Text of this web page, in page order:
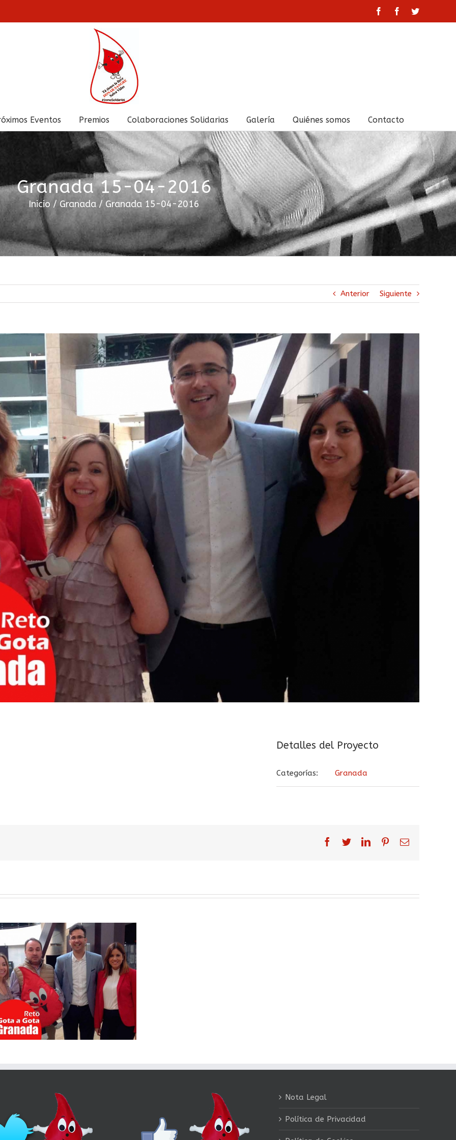
facebookfacebooktwitter
Eventos Premios Colaboraciones Solidarias Galería Quiénes somos Contacto
Granada 15-04-2016
Inicio / Granada / Granada 15-04-2016
Anterior Siguiente
Detalles del Proyecto
Categorías: Granada
facebook
twitterlinkedinpinterestCorreo
Nota Legal
Política de Privacidad